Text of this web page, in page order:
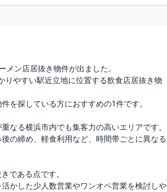
ン店居抜き物件が出ました。
りやすい駅近立地に位置する飲食店居抜き物
を探している方におすすめの1件です。
なる横浜市内でも集客力の高いエリアです。
の締め、軽食利用など、時間帯ごとに異なる
である点です。
かした少人数営業やワンオペ営業を検討しや